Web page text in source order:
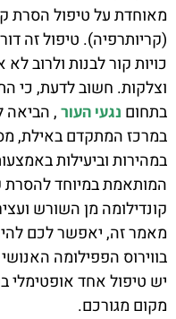
מאוחדת על טיפול הסרת
(קריותרפיה). טיפול זה
כויות קור לבנות ולרוב
וצלקות. חשוב לדעת, כי
בתחום נגעי העור , הביאה
במרכז המתקדם באילת,
במהירות וביעילות
המותאמת במיוחד להסרת
קונדילומה מן השורש
מאמר זה, יאפשר לכם
יש טיפול אחד אופטימלי
מקום מגורכם.